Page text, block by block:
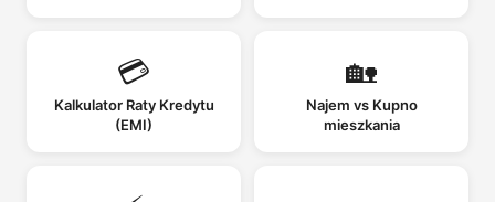
💳
Kalkulator Raty Kredytu
(EMI)
🏡
Najem vs Kupno
mieszkania